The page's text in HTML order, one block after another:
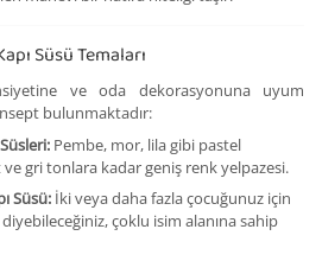
Süsü Temaları
ve oda dekorasyonuna uyum
bulunmaktadır:
Pembe, mor, lila gibi pastel
gri tonlara kadar geniş renk yelpazesi.
Süsü: İki veya daha fazla çocuğunuz için
çoklu isim alanına sahip